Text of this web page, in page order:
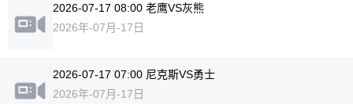
2026-07-17 08:00 老鹰VS灰熊
2026年-07月-17日
2026-07-17 07:00 尼克斯VS勇士
2026年-07月-17日